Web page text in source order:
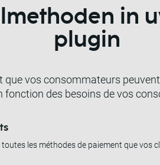
in
plugin
vos consommateurs
des besoins de vos
les méthodes de paiement que vos